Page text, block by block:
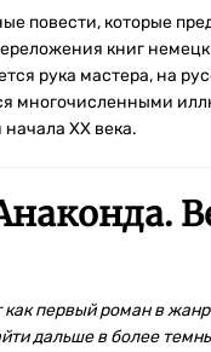
повести, которые
книг
рука мастера, на
многочисленными
XX века.
первый роман в
дальше в более